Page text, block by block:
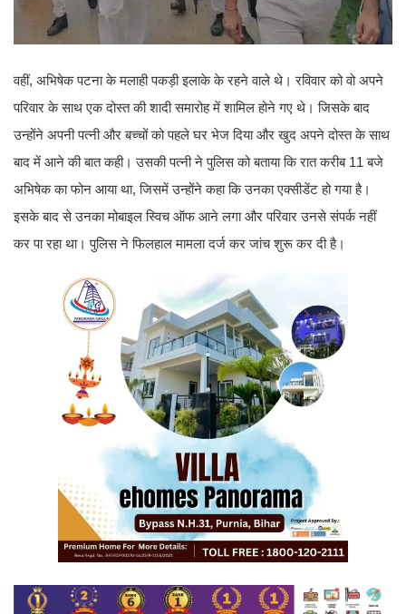
वहीं, अभिषेक पटना के मलाही पकड़ी इलाके के रहने वाले थे। रविवार को वो अपने
परिवार के साथ एक दोस्त की शादी समारोह में शामिल होने गए थे। जिसके बाद
उन्होंने अपनी पत्नी और बच्चों को पहले घर भेज दिया और खुद अपने दोस्त के साथ
बाद में आने की बात कही। उसकी पत्नी ने पुलिस को बताया कि रात करीब 11 बजे
अभिषेक का फोन आया था, जिसमें उन्होंने कहा कि उनका एक्सीडेंट हो गया है।
इसके बाद से उनका मोबाइल स्विच ऑफ आने लगा और परिवार उनसे संपर्क नहीं
कर पा रहा था। पुलिस ने फिलहाल मामला दर्ज कर जांच शुरू कर दी है।